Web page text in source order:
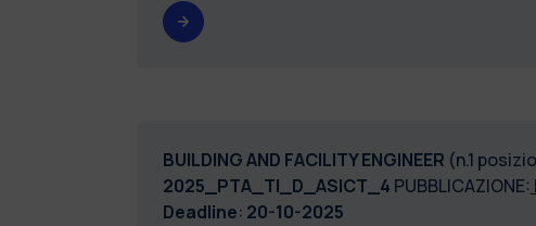
BUILDING AND FACILITY ENGINEER (n.1
2025_PTA_TI_D_ASICT_4 PUBBLICAZIONE:
Deadline: 20-10-2025